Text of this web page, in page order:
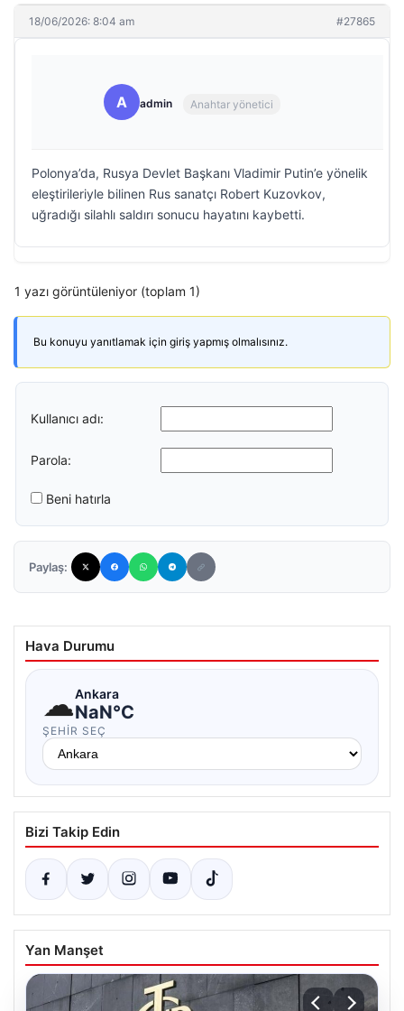
18/06/2026: 8:04 am #27865
A admin Anahtar yönetici
Polonya’da, Rusya Devlet Başkanı Vladimir Putin’e yönelik
eleştirileriyle bilinen Rus sanatçı Robert Kuzovkov,
uğradığı silahlı saldırı sonucu hayatını kaybetti.
1 yazı görüntüleniyor (toplam 1)
Bu konuyu yanıtlamak için giriş yapmış olmalısınız.
Kullanıcı adı:
Parola:
Beni hatırla
Paylaş:
Hava Durumu
☁Ankara
NaN°C
ŞEHIR SEÇ
Bizi Takip Edin
Yan Manşet